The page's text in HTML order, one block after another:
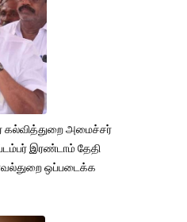
கல்வித்துறை அமைச்சர்
இரண்டாம் தேதி
ஒப்படைக்க